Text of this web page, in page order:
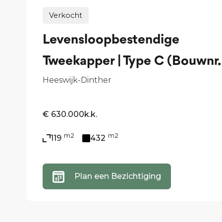
Verkocht
Levensloopbestendige
Tweekapper | Type C
Heeswijk-Dinther
€ 630.000k.k.
119 m2 432 m2
Plan een Bezichtiging